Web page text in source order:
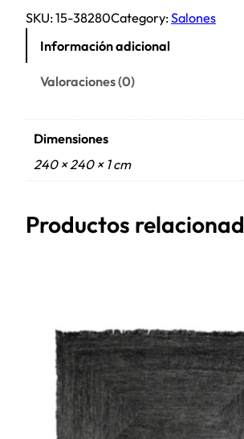
SKU:15-38280Category:Salones
Información adicional
Valoraciones (0)
Dimensiones
240 × 240 × 1 cm
Productos